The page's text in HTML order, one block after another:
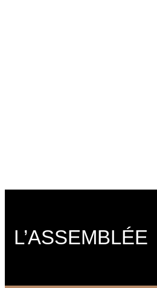
L’ASSEMBLÉE